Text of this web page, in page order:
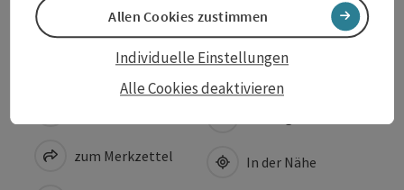
Barrierefreiheit
zum Merkzettel In der Nähe
Alle Cookies deaktivieren
Individuelle Einstellungen
Allen Cookies zustimmen